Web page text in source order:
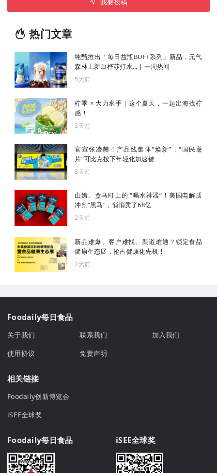
热门文章
纯甄推出「每日益瓶BUFF系列」新品，元气
森林上新白桦苏打水... | 一周热闻
5天前
柠季 × 大力水手｜这个夏天，一起出海找柠
感！
3天前
官宣张凌赫！产品线集体“焕新”，“国民薯
片”可比克按下年轻化加速键
3天前
山姆、盒马盯上的 “喝水神器”！美国电解质
冲剂“黑马”，悄悄卖了68亿
2天前
新品难爆、客户难找、渠道难通？锁定食品
健康生态展，抢占健康化先机！
2天前
Foodaily每日食品
关于我们 联系我们
加入我们
使用协议
免责声明
相关链接
Foodaily创新博览会
iSEE全球奖
Foodaily每日食品 iSEE全球奖